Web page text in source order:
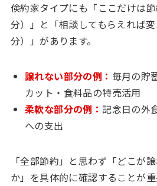
倹約家タイプにも「ここだけは
分）」と「相談してもらえれば
分）」があります。
譲れない部分の例： 毎月の貯
カット・食料品の特売活用
柔軟な部分の例：記念日の外
への支出
「全部節約」と思わず「どこが
か」を具体的に確認することが重